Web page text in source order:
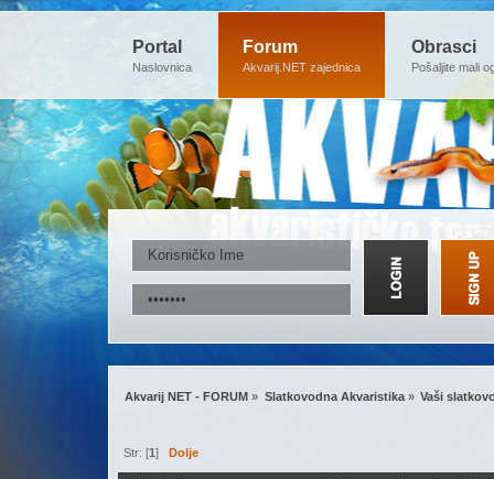
Portal
Naslovnica
Forum
Akvarij.NET zajednica
Obrasci
Pošaljite mali
Akvarij NET - FORUM » Slatkovodna Akvaristika» Vaši
Str: [1] Dolje